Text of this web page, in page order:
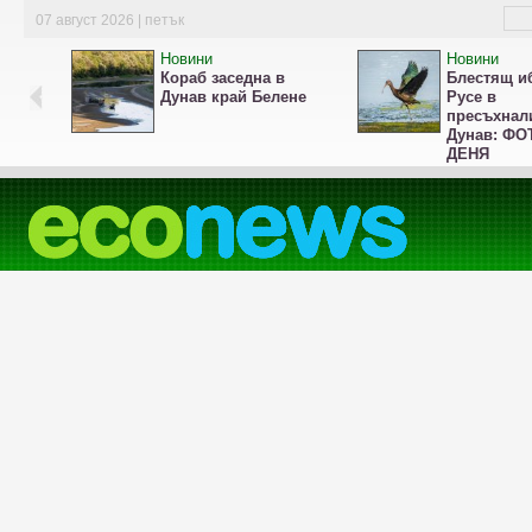
07 август 2026 | петък
Новини
Кораб заседна в
Дунав край Белене
Новини
Блестящ
Русе в
Дунав:
ДЕНЯ